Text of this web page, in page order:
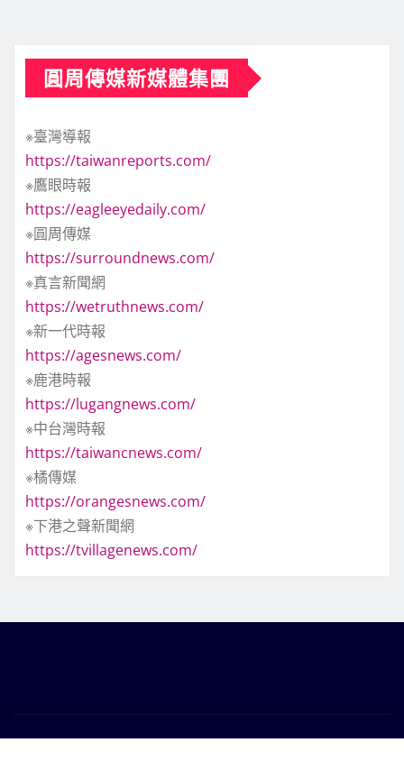
圓周傳媒新媒體集團
※臺灣導報
https://taiwanreports.com/
※鷹眼時報
https://eagleeyedaily.com/
※圓周傳媒
https://surroundnews.com/
※真言新聞網
https://wetruthnews.com/
※新一代時報
https://agesnews.com/
※鹿港時報
https://lugangnews.com/
※中台灣時報
https://taiwancnews.com/
※橘傳媒
https://orangesnews.com/
※下港之聲新聞網
https://tvillagenews.com/